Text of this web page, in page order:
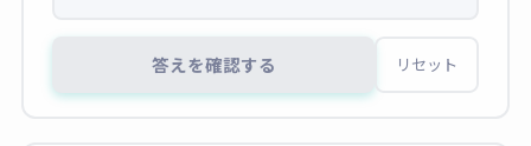
答えを確認する リセット